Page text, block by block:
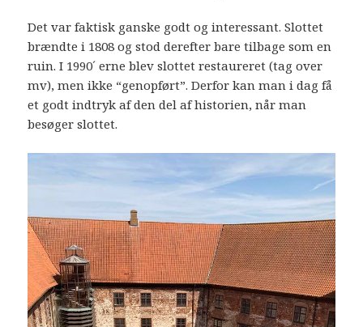
Det var faktisk ganske godt og interessant. Slottet
brændte i 1808 og stod derefter bare tilbage som en
ruin. I 1990´ erne blev slottet restaureret (tag over
mv), men ikke “genopført”. Derfor kan man i dag få
et godt indtryk af den del af historien, når man
besøger slottet.